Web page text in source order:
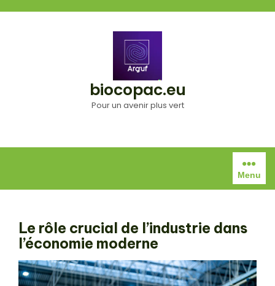
biocopac.eu
Pour un avenir plus vert
Menu
Le rôle crucial de l’industrie dans
l’économie moderne